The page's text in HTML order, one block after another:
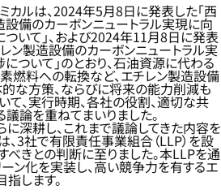
カルは、2024年5月8日に発表した「西
備のカーボンニュートラル実現に向
いて」、および2024年11月8日に発表
ン製造設備のカーボンニュートラル実
ついて」のとおり、石油資源に代わる
燃料への転換など、エチレン製造設備
な方策、ならびに将来の能力削減も
、実行時期、各社の役割、適切な共
論を重ねてまいりました。
に深耕し、これまで議論してきた内容を
3社で有限責任事業組合（LLP）を設
べきとの判断に至りました。本LLPを通
ン化を実装し、高い競争力を有するエ
します。